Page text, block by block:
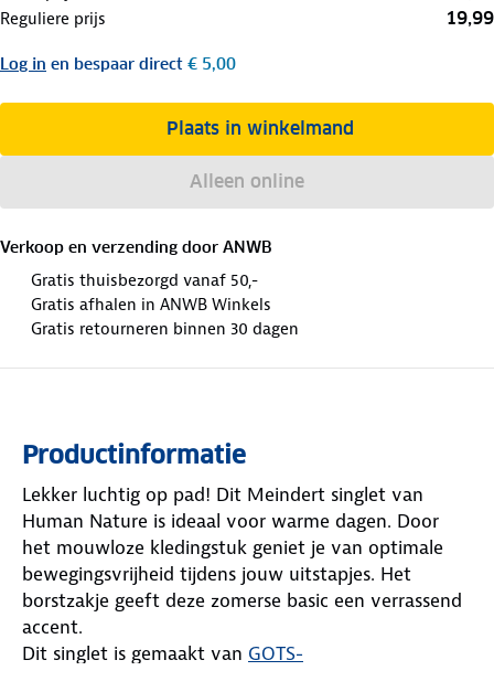
Reguliere prijs 19,99
Log in en bespaar direct € 5,00
Plaats in winkelmand
Alleen online
Verkoop en verzending door ANWB
Gratis thuisbezorgd vanaf 50,-
Gratis afhalen in ANWB Winkels
Gratis retourneren binnen 30 dagen
Productinformatie
Lekker luchtig op pad! Dit Meindert singlet van
Human Nature is ideaal voor warme dagen. Door
het mouwloze kledingstuk geniet je van optimale
bewegingsvrijheid tijdens jouw uitstapjes. Het
borstzakje geeft deze zomerse basic een verrassend
accent.
Dit singlet is gemaakt van GOTS-